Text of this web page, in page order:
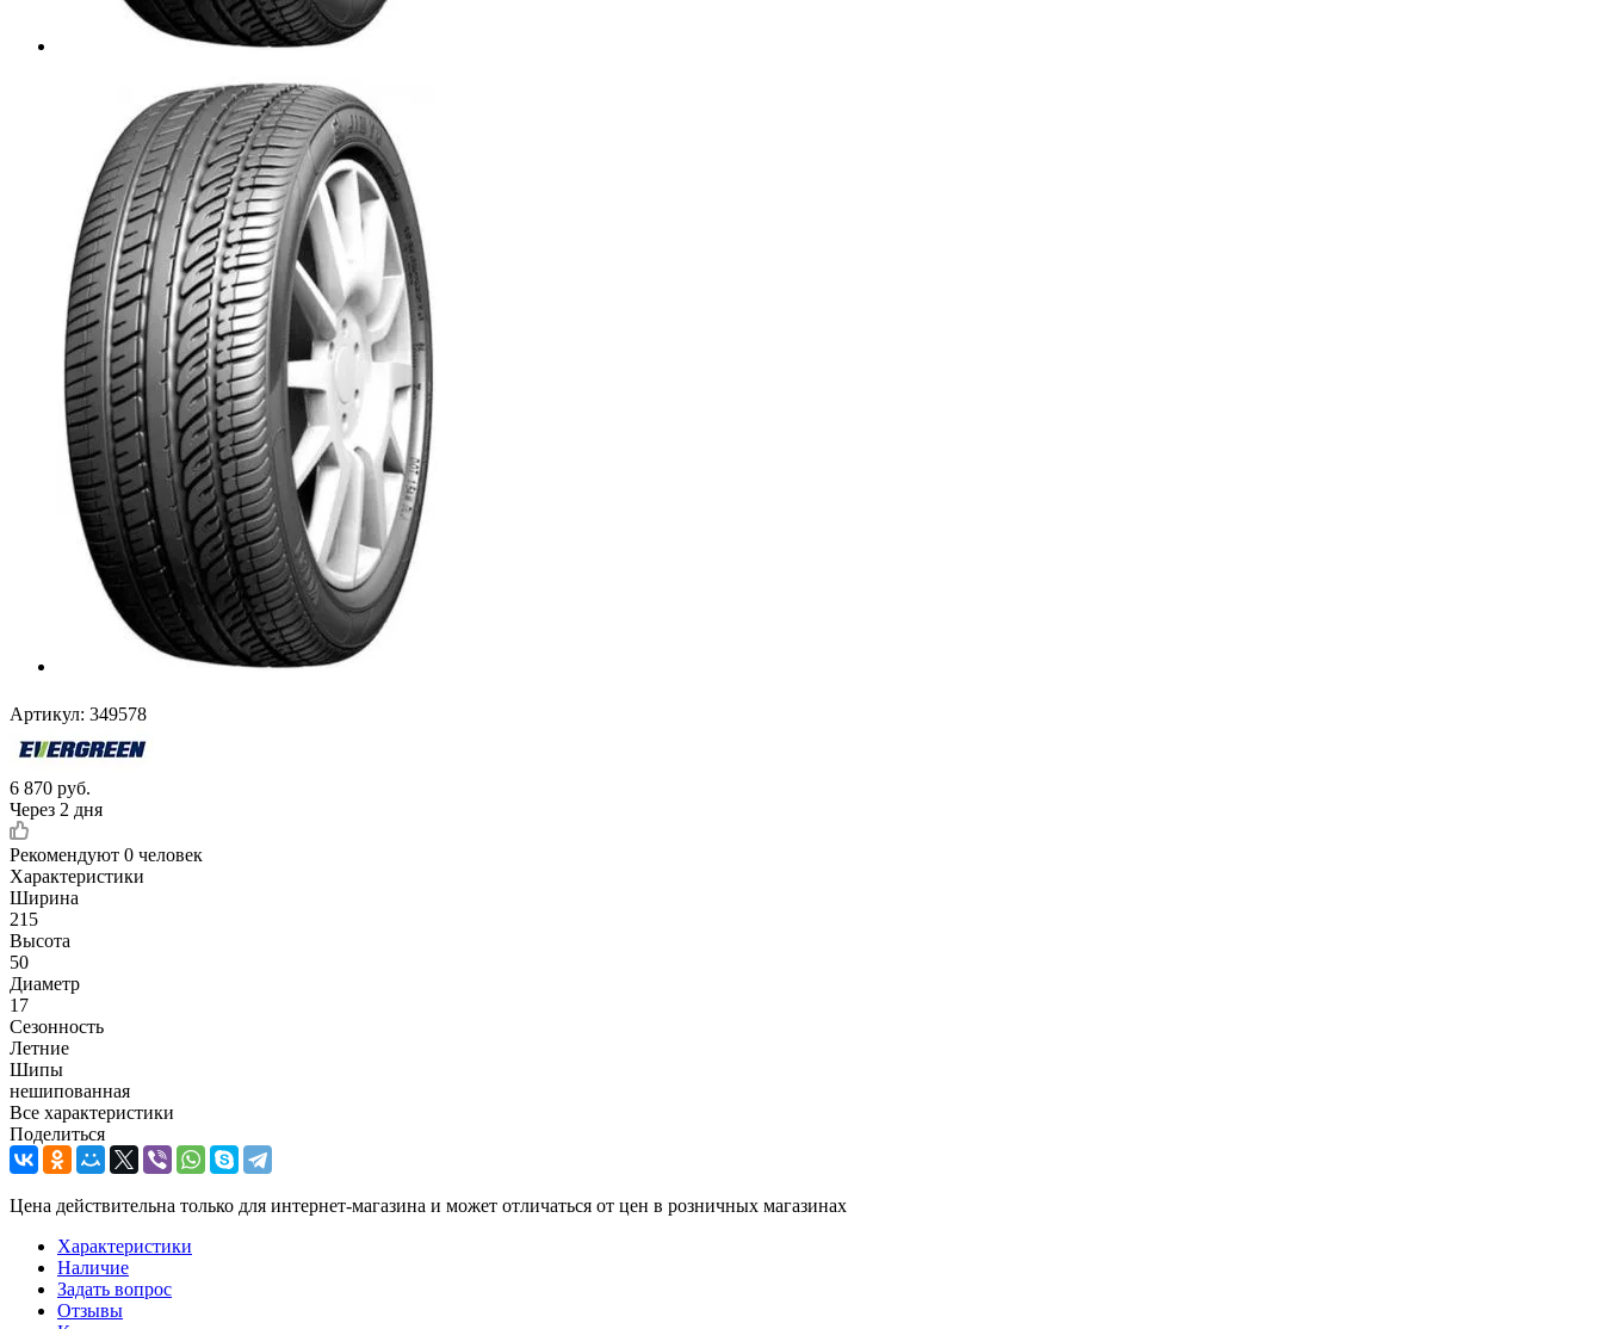
Артикул: 349578
6 870 руб.
Через 2 дня
Рекомендуют 0 человек
Характеристики
Ширина
215
Высота
50
Диаметр
17
Сезонность
Летние
Шипы
нешипованная
Все характеристики
Поделиться
Цена действительна только для интернет-магазина и может отличаться от цен в розничных магазинах
Характеристики
Наличие
Задать вопрос
Отзывы